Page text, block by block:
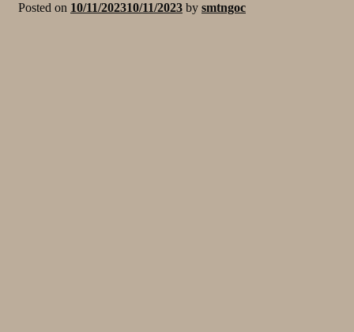
Posted on 10/11/202310/11/2023 by smtngoc